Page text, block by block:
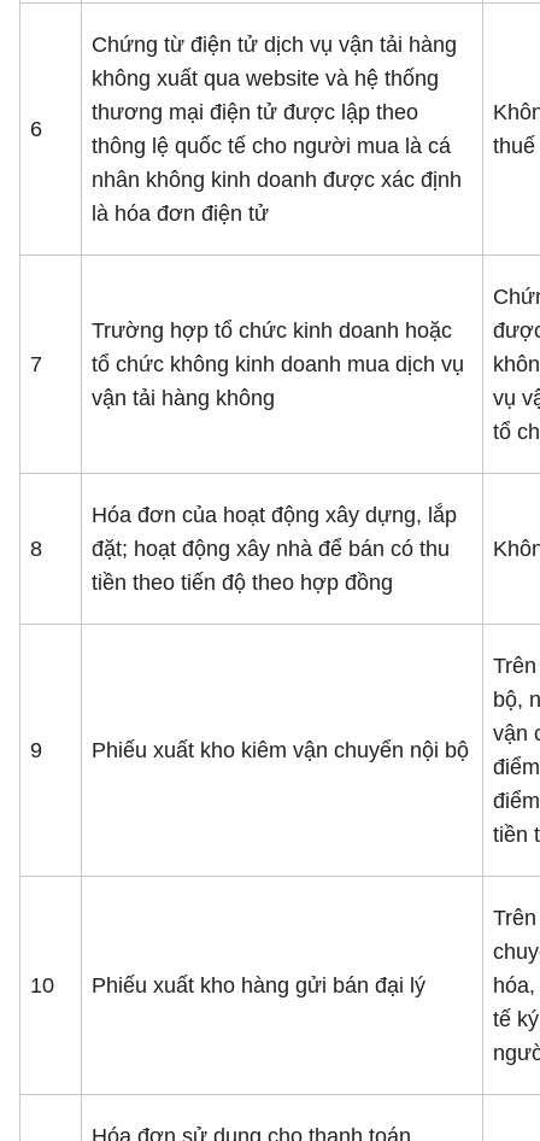
6
Chứng từ điện tử dịch vụ vận tải hàng
không xuất qua website và hệ thống
thương mại điện tử được lập theo
thông lệ quốc tế cho người mua là cá
nhân không kinh doanh được xác định
là hóa đơn điện tử
7
Trường hợp tổ chức kinh doanh hoặc
tổ chức không kinh doanh mua dịch vụ
vận tải hàng không
vụ
tổ
8
Hóa đơn của hoạt động xây dựng, lắp
đặt; hoạt động xây nhà để bán có thu
tiền theo tiến độ theo hợp đồng
9 Phiếu xuất kho kiêm vận chuyển nội bộ
bộ,
vận
tiền
10 Phiếu xuất kho hàng gửi bán đại lý
tế
Hóa đơn sử dụng cho thanh toán